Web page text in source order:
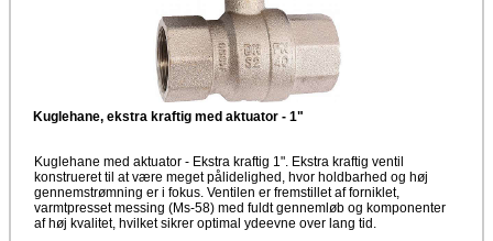
Kuglehane, ekstra kraftig med aktuator - 1"
Kuglehane med aktuator - Ekstra kraftig 1". Ekstra kraftig ventil
konstrueret til at være meget pålidelighed, hvor holdbarhed og høj
gennemstrømning er i fokus. Ventilen er fremstillet af forniklet,
varmtpresset messing (Ms-58) med fuldt gennemløb og komponenter
af høj kvalitet, hvilket sikrer optimal ydeevne over lang tid.